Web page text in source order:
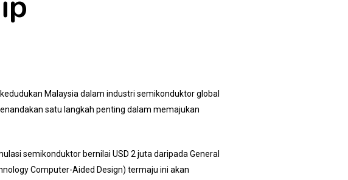
Malaysia dalam industri semikonduktor global
satu langkah penting dalam memajukan
semikonduktor bernilai USD 2 juta daripada General
Computer-Aided Design) termaju ini akan